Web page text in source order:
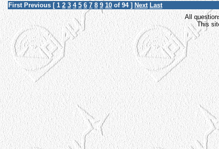
First Previous [ 1 2 3 4 5 6 7 8 9 10 of 94 ] Next Last
All
This